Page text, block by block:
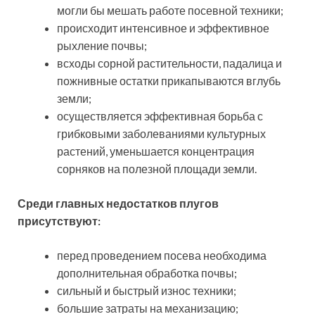
могли бы мешать работе посевной техники;
происходит интенсивное и эффективное
рыхление почвы;
всходы сорной растительности, падалица и
пожнивные остатки прикапываются вглубь
земли;
осуществляется эффективная борьба с
грибковыми заболеваниями культурных
растений, уменьшается концентрация
сорняков на полезной площади земли.
Среди главных недостатков плугов
присутствуют:
перед проведением посева необходима
дополнительная обработка почвы;
сильный и быстрый износ техники;
большие затраты на механизацию;